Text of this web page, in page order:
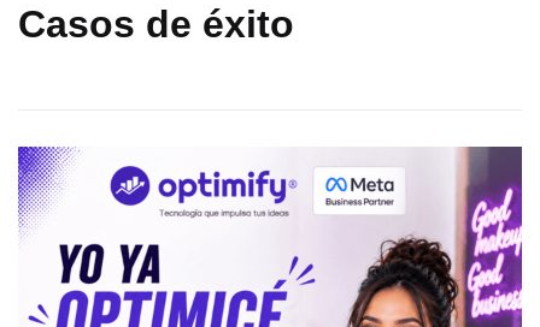
Casos de éxito